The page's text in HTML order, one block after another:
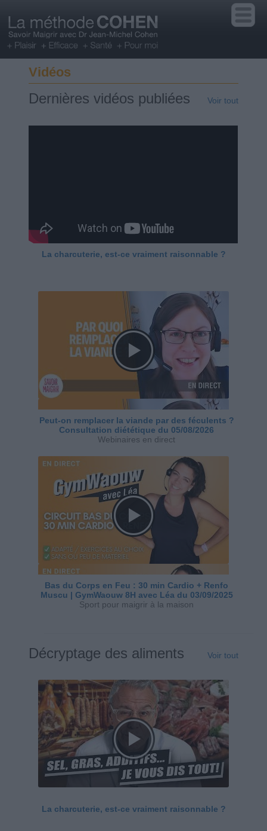
Vidéos
Dernières vidéos publiées Voir tout
La charcuterie, est-ce vraiment raisonnable ?
Peut-on remplacer la viande par des féculents ?
Consultation diététique du 05/08/2026
Webinaires en direct
Bas du Corps en Feu : 30 min Cardio + Renfo
Muscu | GymWaouw 8H avec Léa du 03/09/2025
Sport pour maigrir à la maison
Décryptage des aliments Voir tout
La charcuterie, est-ce vraiment raisonnable ?